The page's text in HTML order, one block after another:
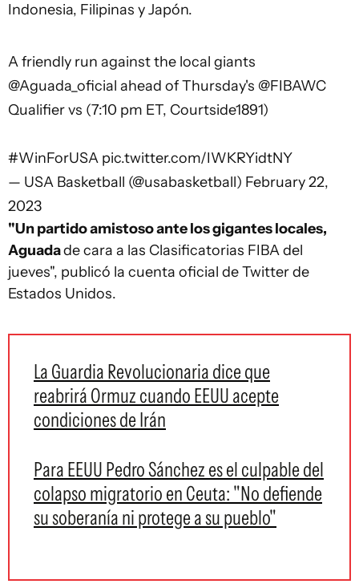
Indonesia, Filipinas y Japón.
A friendly run against the local giants
@Aguada_oficial ahead of Thursday's @FIBAWC
Qualifier vs (7:10 pm ET, Courtside1891)
#WinForUSA pic.twitter.com/IWKRYidtNY
— USA Basketball (@usabasketball) February 22,
2023
"Un partido amistoso ante los gigantes locales,
Aguadade cara a las Clasificatorias FIBA del
jueves", publicó la cuenta oficial de Twitter de
Estados Unidos.
La Guardia Revolucionaria dice que
reabrirá Ormuz cuando EEUU acepte
condiciones de Irán
Para EEUU Pedro Sánchez es el culpable del
colapso migratorio en Ceuta: "No defiende
su soberanía ni protege a su pueblo"